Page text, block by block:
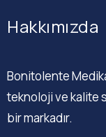
Hakkımızda
Bonitolente
teknoloji ve kalite
bir markadır.